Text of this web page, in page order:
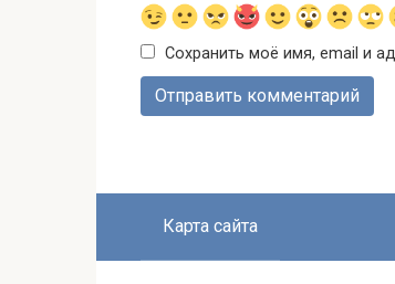
Сохранить моё имя, email и
Карта сайта